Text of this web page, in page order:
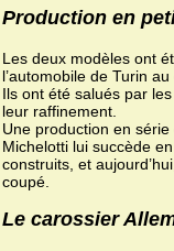
Production en
Les deux modèles ont
l’automobile de Turin
Ils ont été salués par
leur raffinement.
Une production en
Michelotti lui succède
construits, et
coupé.
Le carossier